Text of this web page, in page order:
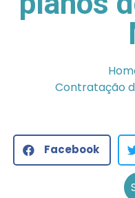
Contratação
Facebook